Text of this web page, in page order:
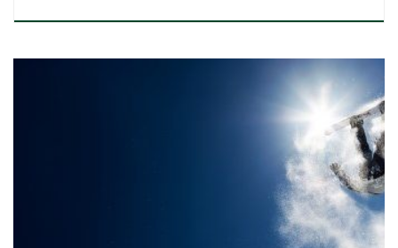
Cannabis i sport? Niby jak ma to ze sobą pasować? […]